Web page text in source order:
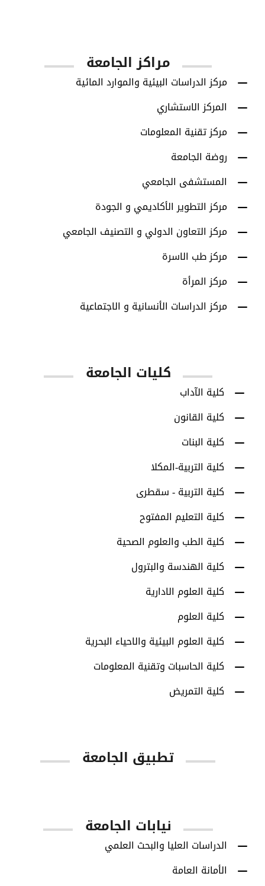
مراكز الجامعة
مركز الدراسات البيئية والموارد المائية
المركز الاستشاري
مركز تقنية المعلومات
روضة الجامعة
المستشفى الجامعي
مركز التطوير الأكاديمي و الجودة
مركز التعاون الدولي و التصنيف الجامعي
مركز طب الاسرة
مركز المرأة
مركز الدراسات الأنسانية و الاجتماعية
كليات الجامعة
كلية الآداب
كلية القانون
كلية البنات
كلية التربية-المكلا
كلية التربية - سقطرى
كلية التعليم المفتوح
كلية الطب والعلوم الصحية
كلية الهندسة والبترول
كلية العلوم الادارية
كلية العلوم
كلية العلوم البيئية والاحياء البحرية
كلية الحاسبات وتقنية المعلومات
كلية التمريض
تطبيق الجامعة
نيابات الجامعة
الدراسات العليا والبحث العلمي
الأمانة العامة